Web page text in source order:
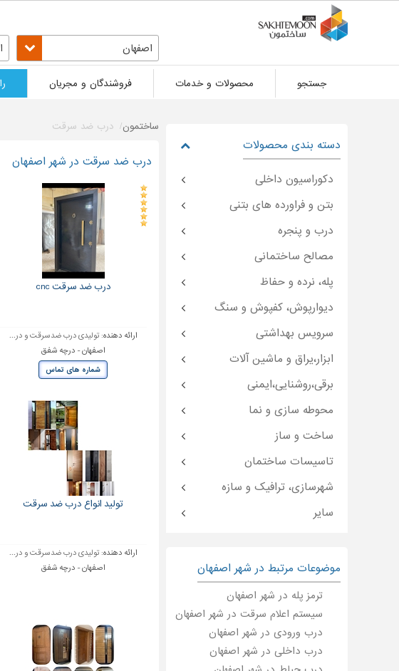
اصفهان
جستجو محصولات و خدمات فروشندگان و مجریان
ساختمون درب ضد سرقت
درب ضد سرقت در شهر اصفهان
درب ضد سرقت cnc
ارائه دهنده: تولیدی درب ضدسرقت و در...
اصفهان - درچه شفق
شماره های تماس
تولید انواع درب ضد سرقت
ارائه دهنده: تولیدی درب ضدسرقت و در...
اصفهان - درچه شفق
دسته بندی محصولات
دکوراسیون داخلی
بتن و فراورده های بتنی
درب و پنجره
مصالح ساختمانی
پله، نرده و حفاظ
دیوارپوش، کفپوش و سنگ
سرویس بهداشتی
ابزار،یراق و ماشین آلات
برقی،روشنایی،ایمنی
محوطه سازی و نما
ساخت و ساز
تاسیسات ساختمان
شهرسازی، ترافیک و سازه
سایر
موضوعات مرتبط در شهر اصفهان
ترمز پله در شهر اصفهان
سیستم اعلام سرقت در شهر اصفهان
درب ورودی در شهر اصفهان
درب داخلی در شهر اصفهان